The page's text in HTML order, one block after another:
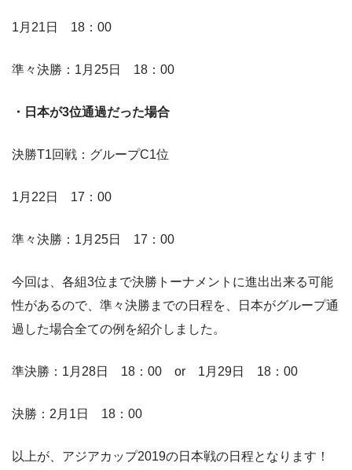
1月21日 18：00
準々決勝：1月25日 18：00
・日本が3位通過だった場合
決勝T1回戦：グループC1位
1月22日 17：00
準々決勝：1月25日 17：00
今回は、各組3位まで決勝トーナメントに進出出来る可能
性があるので、準々決勝までの日程を、日本がグループ通
過した場合全ての例を紹介しました。
準決勝：1月28日 18：00 or 1月29日 18：00
決勝：2月1日 18：00
以上が、アジアカップ2019の日本戦の日程となります！